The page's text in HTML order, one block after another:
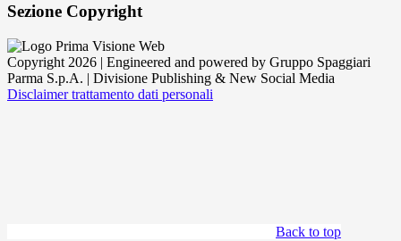
Sezione Copyright
Copyright 2026 | Engineered and powered by Gruppo Spaggiari
Parma S.p.A. | Divisione Publishing & New Social Media
Disclaimer trattamento dati personali
Back to top